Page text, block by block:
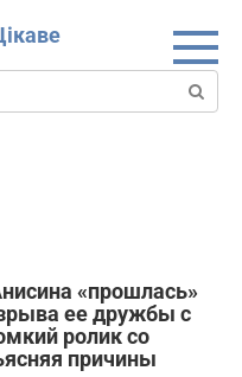
«прошлась»
ее дружбы с
ролик со
причины